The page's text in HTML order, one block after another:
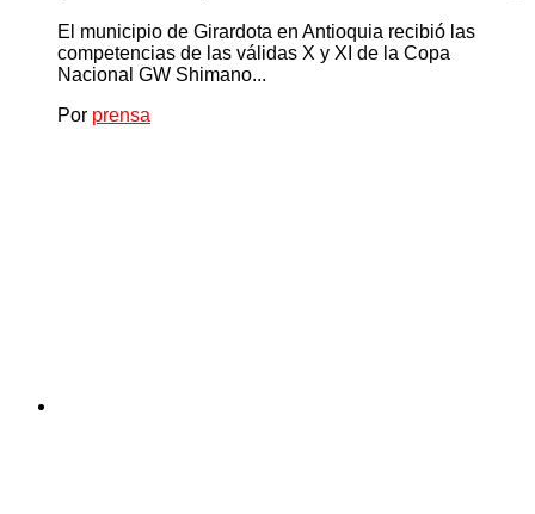
El municipio de Girardota en Antioquia recibió las
competencias de las válidas X y XI de la Copa
Nacional GW Shimano...
Por prensa